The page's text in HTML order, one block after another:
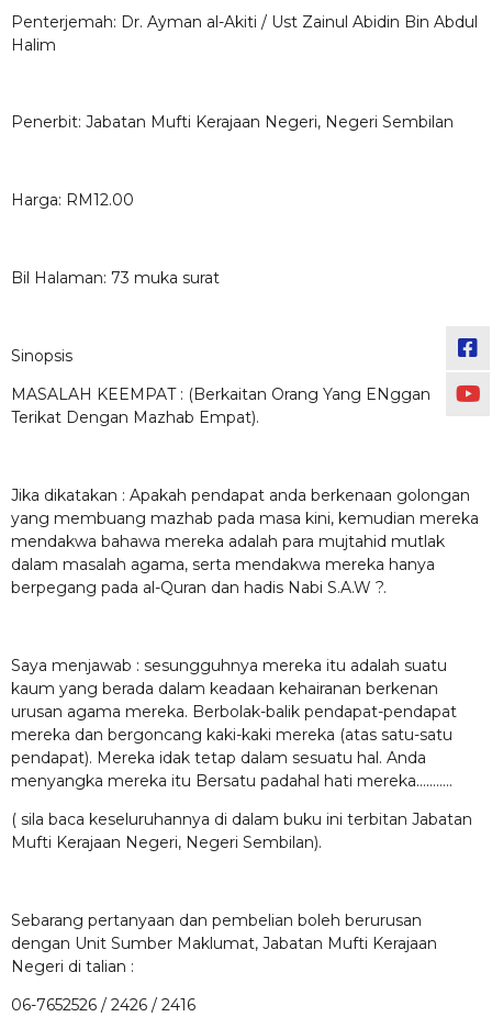
Penterjemah: Dr. Ayman al-Akiti / Ust Zainul Abidin Bin Abdul
Halim
Penerbit: Jabatan Mufti Kerajaan Negeri, Negeri Sembilan
Harga: RM12.00
Bil Halaman: 73 muka surat
Sinopsis
MASALAH KEEMPAT : (Berkaitan Orang Yang ENggan
Terikat Dengan Mazhab Empat).
Jika dikatakan : Apakah pendapat anda berkenaan golongan
yang membuang mazhab pada masa kini, kemudian mereka
mendakwa bahawa mereka adalah para mujtahid mutlak
dalam masalah agama, serta mendakwa mereka hanya
berpegang pada al-Quran dan hadis Nabi S.A.W ?.
Saya menjawab : sesungguhnya mereka itu adalah suatu
kaum yang berada dalam keadaan kehairanan berkenan
urusan agama mereka. Berbolak-balik pendapat-pendapat
mereka dan bergoncang kaki-kaki mereka (atas satu-satu
pendapat). Mereka idak tetap dalam sesuatu hal. Anda
menyangka mereka itu Bersatu padahal hati mereka………..
( sila baca keseluruhannya di dalam buku ini terbitan Jabatan
Mufti Kerajaan Negeri, Negeri Sembilan).
Sebarang pertanyaan dan pembelian boleh berurusan
dengan Unit Sumber Maklumat, Jabatan Mufti Kerajaan
Negeri di talian :
06-7652526 / 2426 / 2416